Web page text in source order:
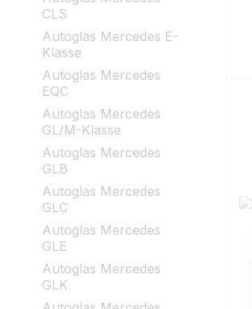
CLS
Autoglas Mercedes E-
Klasse
Autoglas Mercedes
EQC
Autoglas Mercedes
GL/M-Klasse
Autoglas Mercedes
GLB
Autoglas Mercedes
GLC
Autoglas Mercedes
GLE
Autoglas Mercedes
GLK